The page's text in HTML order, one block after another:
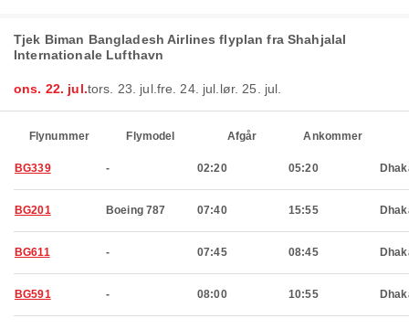
Tjek Biman Bangladesh Airlines flyplan fra Shahjalal
Internationale Lufthavn
ons. 22. jul.tors. 23. jul. fre. 24. jul. lør. 25. jul.
Flynummer Flymodel Afgår Ankommer
BG339 - 02:20 05:20
BG201 Boeing 787 07:40 15:55
BG611 - 07:45 08:45
BG591 - 08:00 10:55